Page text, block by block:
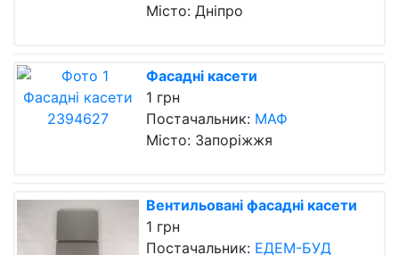
Місто: Дніпро
Фасадні касети
1 грн
Постачальник: МАФ
Місто: Запоріжжя
Вентильовані фасадні касети
1 грн
Постачальник: ЕДЕМ-БУД